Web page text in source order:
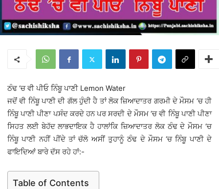
ਠੰਢ ‘ਚ ਵੀ ਪੀਓ ਨਿੰਬੂ ਪਾਣੀ Lemon Water
ਜਦੋਂ ਵੀ ਨਿੰਬੂ ਪਾਣੀ ਦੀ ਗੱਲ ਹੁੰਦੀ ਹੈ ਤਾਂ ਲੋਕ ਜ਼ਿਆਦਾਤਰ ਗਰਮੀ ਦੇ ਮੌਸਮ ‘ਚ ਹੀ
ਨਿੰਬੂ ਪਾਣੀ ਪੀਣਾ ਪਸੰਦ ਕਰਦੇ ਹਨ ਪਰ ਸਰਦੀ ਦੇ ਮੌਸਮ ‘ਚ ਵੀ ਨਿੰਬੂ ਪਾਣੀ ਪੀਣਾ
ਸਿਹਤ ਲਈ ਬੇਹੱਦ ਲਾਭਦਾਇਕ ਹੈ ਹਾਲਾਂਕਿ ਜ਼ਿਆਦਾਤਰ ਲੋਕ ਠੰਢ ਦੇ ਮੌਸਮ ‘ਚ
ਨਿੰਬੂ ਪਾਣੀ ਨਹੀਂ ਪੀਂਦੇ ਤਾਂ ਚੱਲੋ ਅਸੀਂ ਤੁਹਾਨੂੰ ਠੰਢ ਦੇ ਮੌਸਮ ‘ਚ ਨਿੰਬੂ ਪਾਣੀ ਦੇ
ਫਾਇਦਿਆਂ ਬਾਰੇ ਦੱਸ ਰਹੇ ਹਾਂ:-
Table of Contents